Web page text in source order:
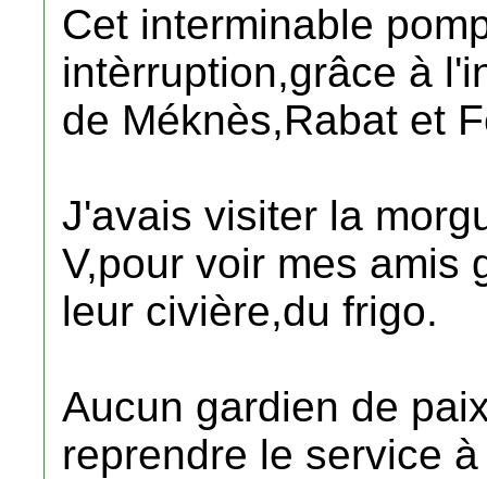
Cet interminable
intèrruption,grâce à
de Méknès,Rabat et
J'avais visiter la
V,pour voir mes amis
leur civière,du frigo.
Aucun gardien de
reprendre le service